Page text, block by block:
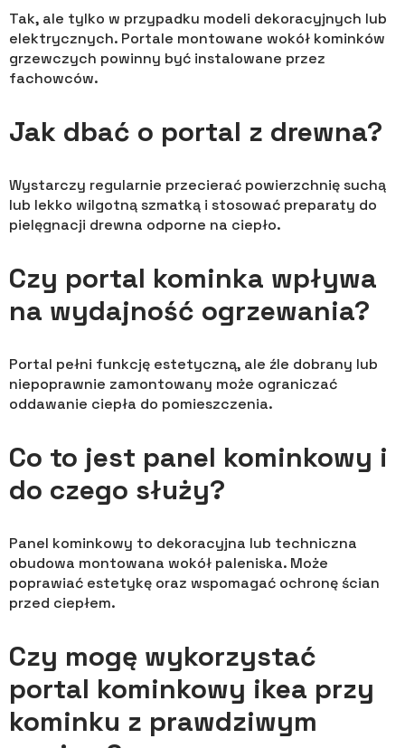
Tak, ale tylko w przypadku modeli dekoracyjnych lub
elektrycznych. Portale montowane wokół kominków
grzewczych powinny być instalowane przez
fachowców.
Jak dbać o portal z drewna?
Wystarczy regularnie przecierać powierzchnię suchą
lub lekko wilgotną szmatką i stosować preparaty do
pielęgnacji drewna odporne na ciepło.
Czy portal kominka wpływa
na wydajność ogrzewania?
Portal pełni funkcję estetyczną, ale źle dobrany lub
niepoprawnie zamontowany może ograniczać
oddawanie ciepła do pomieszczenia.
Co to jest panel kominkowy i
do czego służy?
Panel kominkowy to dekoracyjna lub techniczna
obudowa montowana wokół paleniska. Może
poprawiać estetykę oraz wspomagać ochronę ścian
przed ciepłem.
Czy mogę wykorzystać
portal kominkowy ikea przy
kominku z prawdziwym